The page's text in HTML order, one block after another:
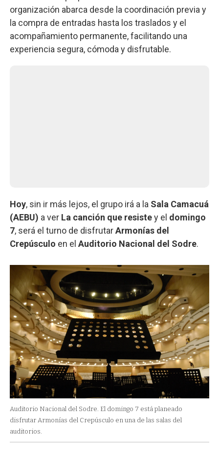
organización abarca desde la coordinación previa y
la compra de entradas hasta los traslados y el
acompañamiento permanente, facilitando una
experiencia segura, cómoda y disfrutable.
Hoy, sin ir más lejos, el grupo irá a la Sala Camacuá
(AEBU) a ver La canción que resistey el domingo
7, será el turno de disfrutarArmonías del
Crepúsculo en el Auditorio Nacional del Sodre.
Auditorio Nacional del Sodre. El domingo 7 está planeado
disfrutar Armonías del Crepúsculo en una de las salas del
auditorios.